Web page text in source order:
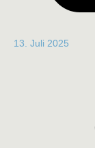
13. Juli 2025